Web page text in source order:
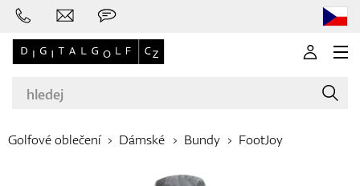
Značky
Golfové oblečení Dámské Bundy FootJoy